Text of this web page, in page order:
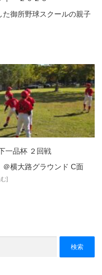
御所野球スクールの親子
一品杯 ２回戦
横大路グラウンド C面
]